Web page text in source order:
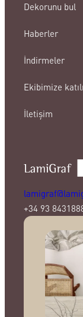
Dekorunu bul
Haberler
İndirmeler
Ekibimize
İletişim
+34 93